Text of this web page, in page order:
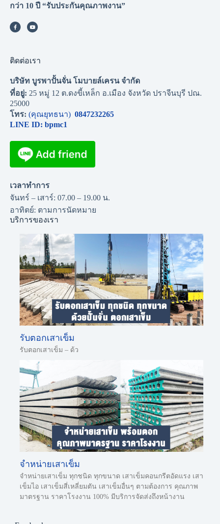
กว่า 10 ปี “รับประกันคุณภาพงาน”
ติดต่อเรา
บริษัท บูรพาปั้นจั่น โมบายล์เครน จำกัด
ที่อยู่: 25 หมู่ 12 ต.ดงขี้เหล็ก อ.เมือง จังหวัด ปราจีนบุรี ปณ.
25000
โทร: (คุณยุทธนา) 0847232265
LINE ID: bpmc1
เวลาทำการ
จันทร์ – เสาร์: 07.00 – 19.00 น.
อาทิตย์: ตามการนัดหมาย
บริการของเรา
รับตอกเสาเข็ม
รับตอกเสาเข็ม – ด้ว
จำหน่ายเสาเข็ม
จำหน่ายเสาเข็ม ทุกชนิด ทุกขนาด เสาเข็มคอนกรีตอัดแรง เสา
เข็มไอ เสาเข็มสี่เหลี่ยมตัน เสาเข็มอื่นๆ ตามต้องการ คุณภาพ
มาตรฐาน ราคาโรงงาน 100% มีบริการจัดส่งถึงหน้างาน